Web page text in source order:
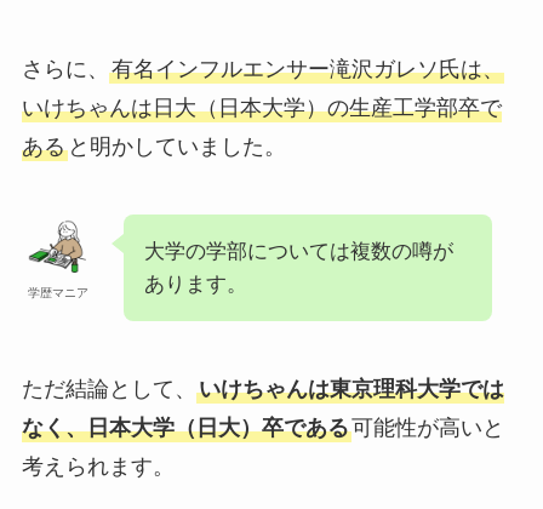
さらに、 有名インフルエンサー滝沢ガレソ氏は、
いけちゃんは日大（日本大学）の生産工学部卒で
あると明かしていました。
学歴マニア
大学の学部については複数の噂が
あります。
ただ結論として、 いけちゃんは東京理科大学では
なく、日本大学（日大）卒である可能性が高いと
考えられます。